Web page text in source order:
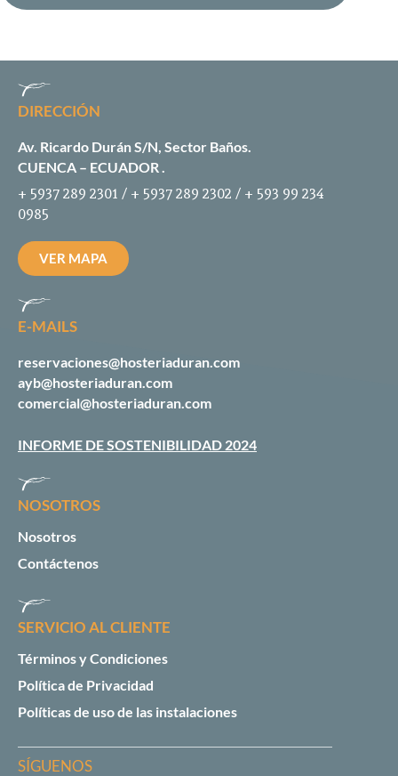
DIRECCIÓN
Av. Ricardo Durán S/N, Sector Baños.
CUENCA – ECUADOR .
+ 5937 289 2301 / + 5937 289 2302 / + 593 99 234
0985
VER MAPA
E-MAILS
reservaciones@hosteriaduran.com
ayb@hosteriaduran.com
comercial@hosteriaduran.com
INFORME DE SOSTENIBILIDAD 2024
NOSOTROS
Nosotros
Contáctenos
SERVICIO AL CLIENTE
Términos y Condiciones
Política de Privacidad
Políticas de uso de las instalaciones
SÍGUENOS